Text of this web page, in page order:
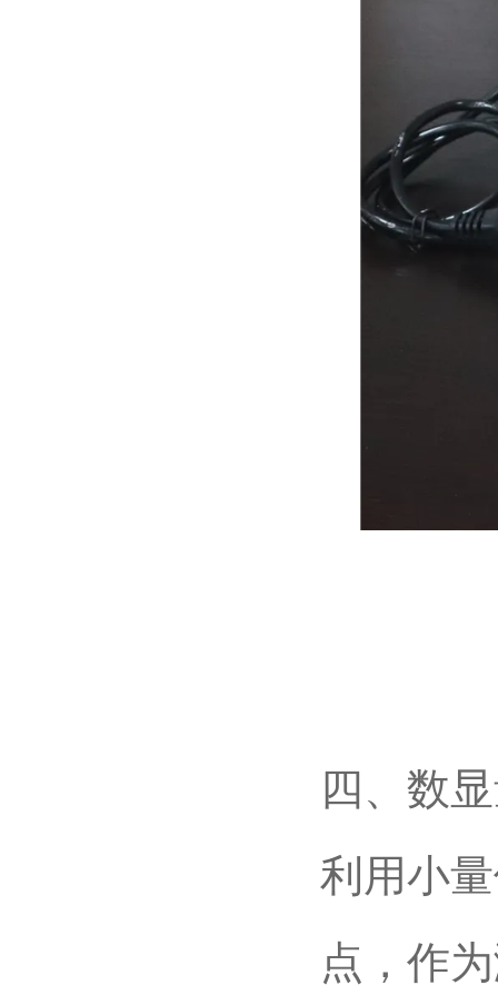
四、数
利用小
点，作